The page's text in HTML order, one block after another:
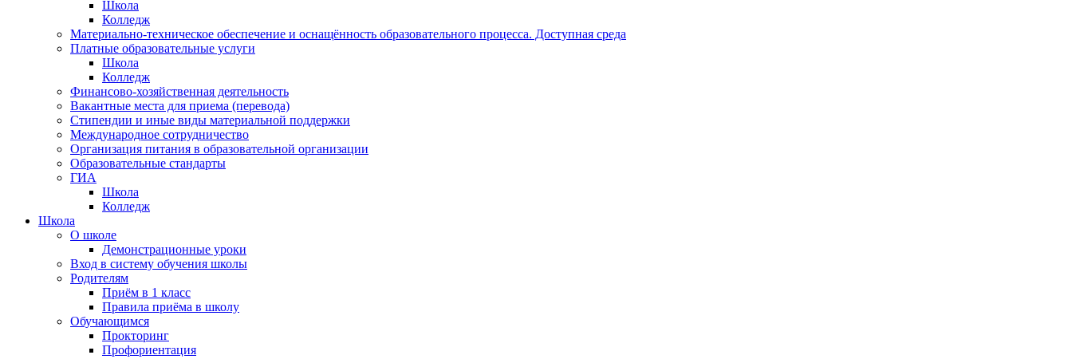
Школа
Колледж
Материально-техническое обеспечение и оснащённость образовательного процесса. Доступная среда
Платные образовательные услуги
Школа
Колледж
Финансово-хозяйственная деятельность
Вакантные места для приема (перевода)
Стипендии и иные виды материальной поддержки
Международное сотрудничество
Организация питания в образовательной организации
Образовательные стандарты
ГИА
Школа
Колледж
Школа
О школе
Демонстрационные уроки
Вход в систему обучения школы
Родителям
Приём в 1 класс
Правила приёма в школу
Обучающимся
Прокторинг
Профориентация